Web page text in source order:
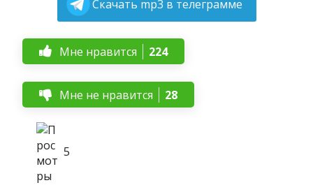
Скачать mp3 в телеграмме
Мне нравится 224
Мне не нравится 28
5